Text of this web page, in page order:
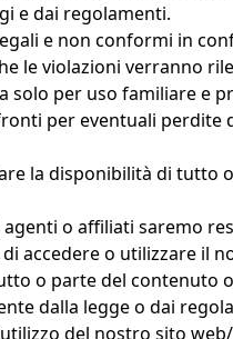
e dai regolamenti.
e non conformi in
le violazioni verranno
per uso familiare e
per eventuali
la disponibilità di
o affiliati saremo
accedere o utilizzare il
o parte del
dalla legge o dai
del nostro sito